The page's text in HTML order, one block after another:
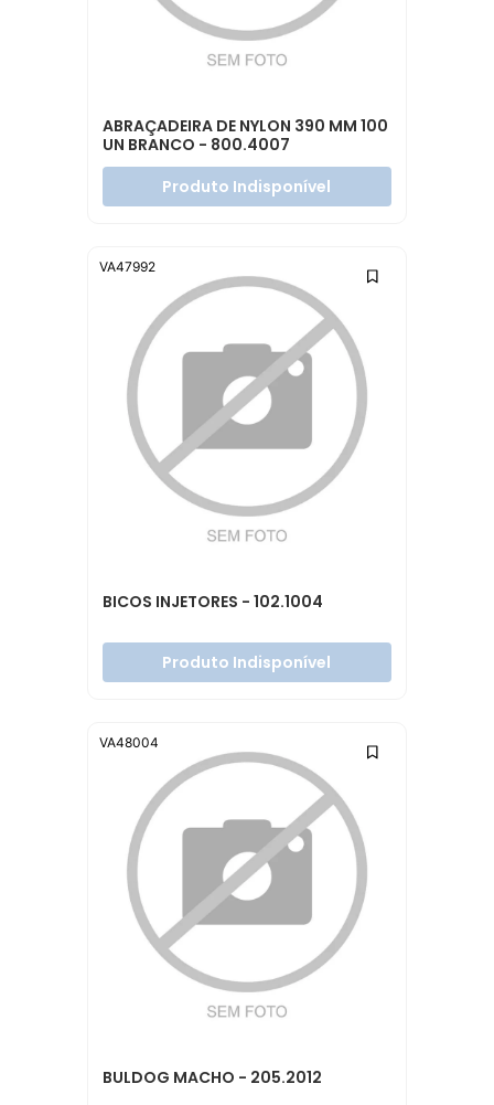
ABRAÇADEIRA DE NYLON 390 MM 100
UN BRANCO - 800.4007
Produto Indisponível
BICOS INJETORES - 102.1004
Produto Indisponível
VA47992
BULDOG MACHO - 205.2012
VA48004